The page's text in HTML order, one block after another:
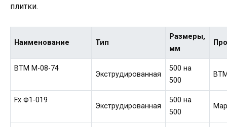
плитки.
Наименование Тип
Размеры,
мм
ВТМ M-08-74
Экструдированная
500 на
500
Fx Ф1-019
Экструдированная
500 на
500